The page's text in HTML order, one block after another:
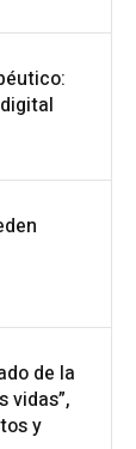
de la
vidas”,
y